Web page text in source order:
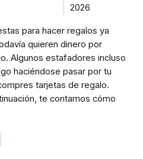
2026
para hacer regalos ya
quieren dinero por
Algunos estafadores incluso
haciéndose pasar por tu
tarjetas de regalo.
te contamos cómo